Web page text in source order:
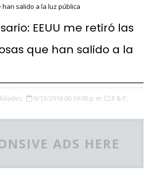
salido a la luz pública
EEUU me retiró las
que han salido a la
9/13/2016 06:19:00 p. m.
F & P,
ADS HERE